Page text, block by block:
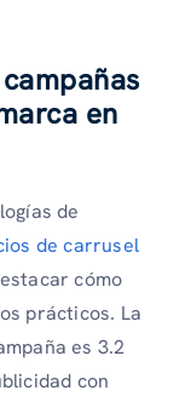
en
de
de carrusel
cómo
prácticos. La
es 3.2
con